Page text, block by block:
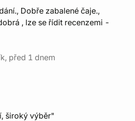
Dobře zabalené čaje.,
, lze se řídit recenzemi -
před 1 dnem
široký výběr"